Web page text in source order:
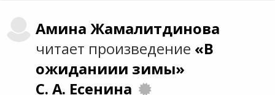
Амина Жамалитдинова
читает произведение «В
ожиданиии зимы»
С. А. Есенина